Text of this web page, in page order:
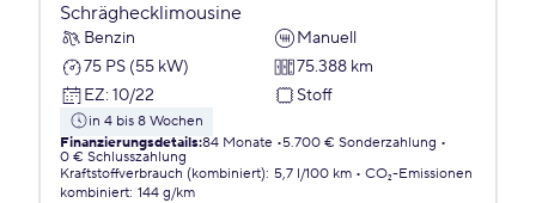
Schräghecklimousine
Benzin
Manuell
75 PS (55 kW)
75.388 km
EZ: 10/22 Stoff
in 4 bis 8 Wochen
Finanzierungsdetails:84 Monate 5.700 € Sonderzahlung
0 € Schlusszahlung
Kraftstoffverbrauch (kombiniert): 5,7 l/100 km
CO₂-Emissionen
kombiniert: 144 g/km